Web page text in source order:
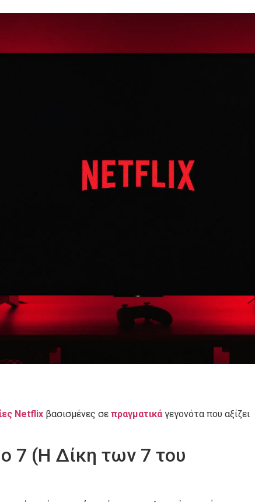
Netflix βασισμένες σε πραγματικά γεγονότα που αξίζει
7 (Η Δίκη των 7 του